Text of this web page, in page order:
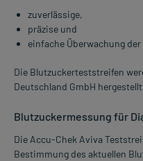
zuverlässige,
präzise und
einfache Überwachung
Die Blutzuckerteststreifen
Deutschland GmbH
Blutzuckermessung für
Die Accu-Chek Aviva
Bestimmung des aktuellen